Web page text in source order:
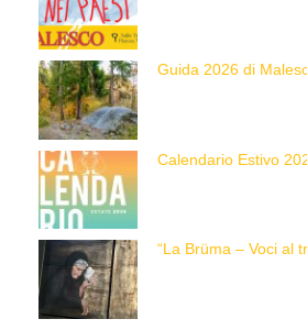
Calendario Estivo